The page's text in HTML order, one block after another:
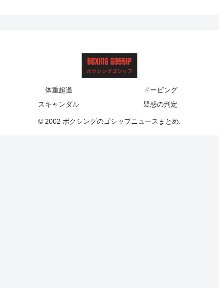
体重超過
ドーピング
スキャンダル
疑惑の判定
© 2002 ボクシングのゴシップニュースまとめ.